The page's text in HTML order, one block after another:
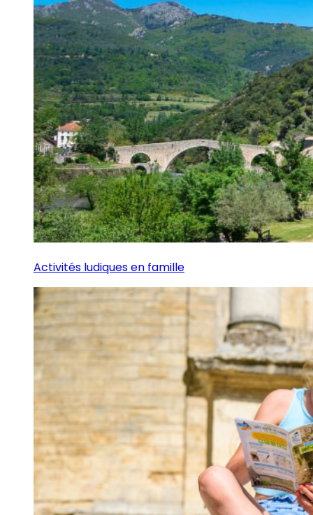
Activités ludiques en famille